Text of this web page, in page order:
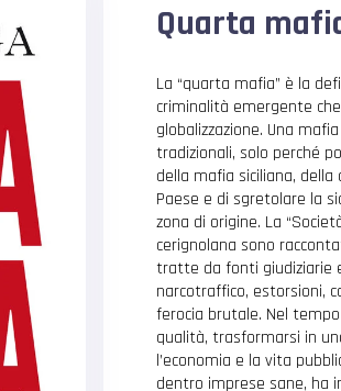
Quarta
La “quarta mafia” è la
criminalità emergente
globalizzazione. Una
tradizionali, solo perché
della mafia siciliana,
Paese e di sgretolare la
zona di origine. La
cerignolana sono
tratte da fonti giudiziarie
narcotraffico, estorsioni,
ferocia brutale. Nel
qualità, trasformarsi in
l’economia e la vita
dentro imprese sane, ha